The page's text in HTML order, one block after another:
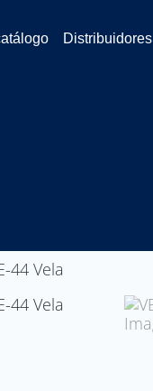
Distribuidores